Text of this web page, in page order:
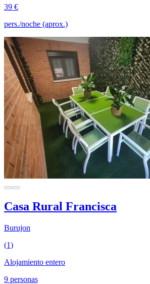
39 €
pers./noche (aprox.)
Casa Rural Francisca
Burujon
(1)
Alojamiento entero
9 personas